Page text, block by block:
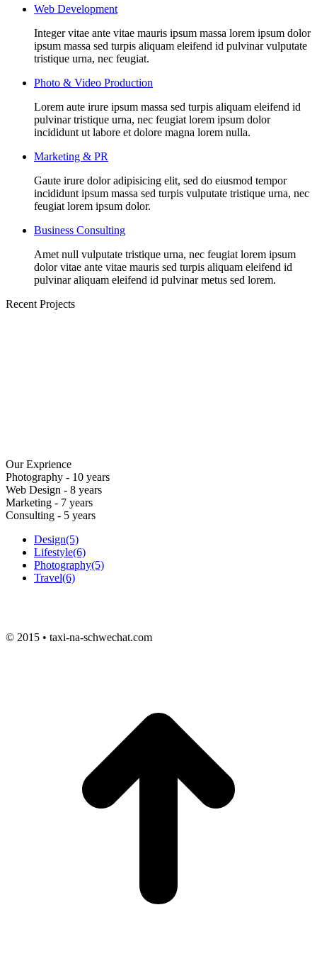
Web Development
Integer vitae ante vitae mauris ipsum massa lorem ipsum dolor
ipsum massa sed turpis aliquam eleifend id pulvinar vulputate
tristique urna, nec feugiat.
Photo & Video Production
Lorem aute irure ipsum massa sed turpis aliquam eleifend id
pulvinar tristique urna, nec feugiat lorem ipsum dolor
incididunt ut labore et dolore magna lorem nulla.
Marketing & PR
Gaute irure dolor adipisicing elit, sed do eiusmod tempor
incididunt ipsum massa sed turpis vulputate tristique urna, nec
feugiat lorem ipsum dolor.
Business Consulting
Amet null vulputate tristique urna, nec feugiat lorem ipsum
dolor vitae ante vitae mauris sed turpis aliquam eleifend id
pulvinar aliquam eleifend id pulvinar metus sed lorem.
Recent Projects
Our Exprience
Photography - 10 years
Web Design - 8 years
Marketing - 7 years
Consulting - 5 years
Design(5)
Lifestyle(6)
Photography(5)
Travel(6)
© 2015 • taxi-na-schwechat.com